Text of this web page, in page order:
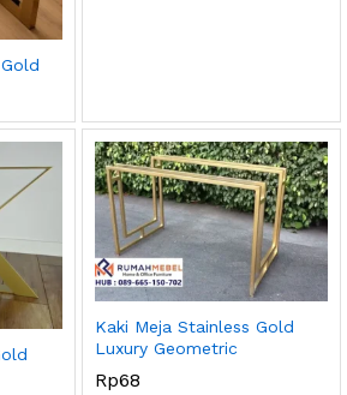
Kaki Meja Stainless Gold
Luxury Geometric
Rp68